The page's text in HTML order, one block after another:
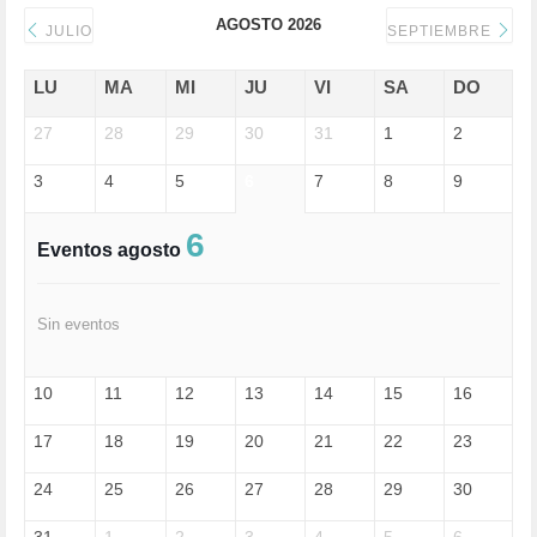
DONALD TRUMP (81)
EDGAR MORIN (1)
EMIGRACIÓN (4)
ESPECULACIÓN (2)
FELICIDAD (1)
FRANCISCO (5)
GUERRA (133)
HUMOR (1)
IA (1)
JULIO AGOSTO 2026 SEPTIEMBRE
LU MA MI JU VI SA DO
27 28 29 30 31 1 2
3 4 5 7 8 9
Eventos agosto 6
Sin eventos
10 11 12 13 14 15 16
17 18 19 20 21 22 23
24 25 26 27 28 29 30